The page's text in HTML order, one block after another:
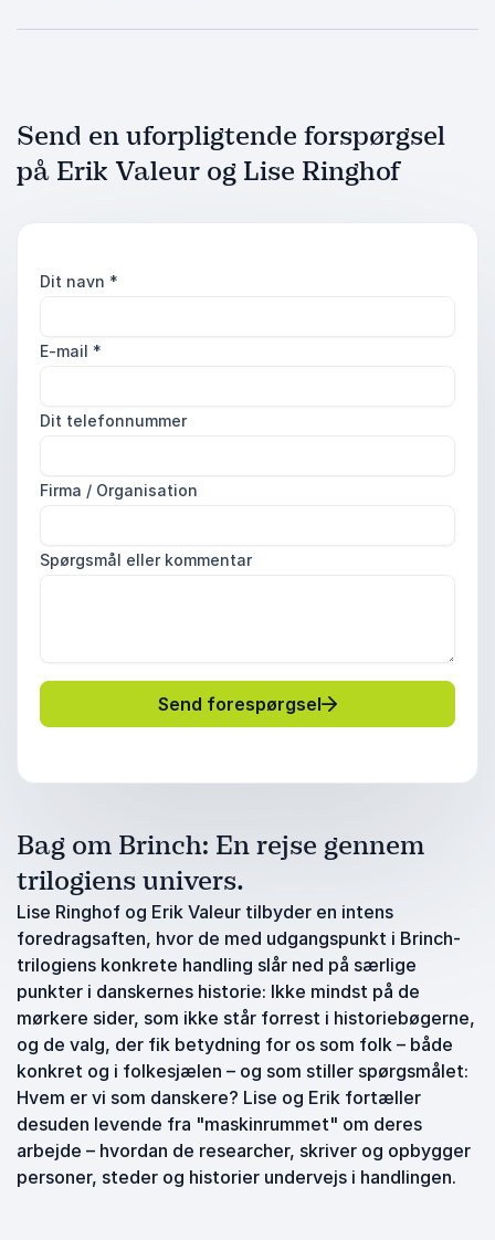
Send en uforpligtende forspørgsel
på Erik Valeur og Lise Ringhof
Dit navn *
E-mail *
Dit telefonnummer
Firma / Organisation
Spørgsmål eller kommentar
Send forespørgsel
Bag om Brinch: En rejse gennem
trilogiens univers.
Lise Ringhof og Erik Valeur tilbyder en intens
foredragsaften, hvor de med udgangspunkt i Brinch-
trilogiens konkrete handling slår ned på særlige
punkter i danskernes historie: Ikke mindst på de
mørkere sider, som ikke står forrest i historiebøgerne,
og de valg, der fik betydning for os som folk – både
konkret og i folkesjælen – og som stiller spørgsmålet:
Hvem er vi som danskere? Lise og Erik fortæller
desuden levende fra "maskinrummet" om deres
arbejde – hvordan de researcher, skriver og opbygger
personer, steder og historier undervejs i handlingen.